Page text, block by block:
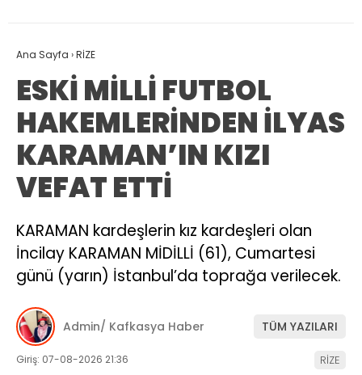
Ana Sayfa ›RİZE
ESKİ MİLLİ FUTBOL
HAKEMLERİNDEN İLYAS
KARAMAN’IN KIZI
VEFAT ETTİ
KARAMAN kardeşlerin kız kardeşleri olan
İncilay KARAMAN MİDİLLİ (61), Cumartesi
günü (yarın) İstanbul’da toprağa verilecek.
Admin/ Kafkasya Haber TÜM YAZILARI
Giriş: 07-08-2026 21:36 RİZE